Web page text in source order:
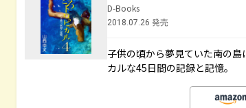
D-Books
2018.07.26 発売
子供の頃から夢見ていた南の
カルな45日間の記録と記憶。